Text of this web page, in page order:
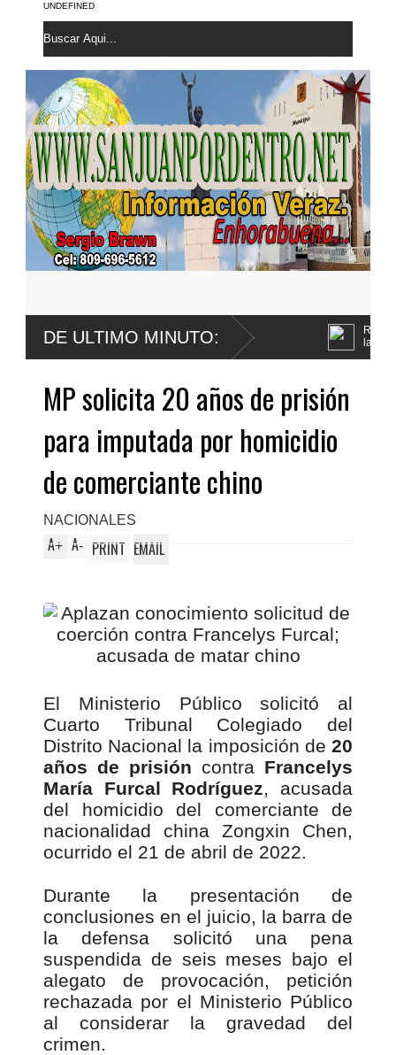
UNDEFINED
DE ULTIMO MINUTO:
a quinta posición de Santo
Roberto Santana confirma le
la vejiga
MP solicita 20 años de prisión
para imputada por homicidio
de comerciante chino
NACIONALES
A+ A- PRINT EMAIL
El Ministerio Público solicitó al
Cuarto Tribunal Colegiado del
Distrito Nacional la imposición de 20
años de prisión contra Francelys
María Furcal Rodríguez, acusada
del homicidio del comerciante de
nacionalidad china Zongxin Chen,
ocurrido el 21 de abril de 2022.
Durante la presentación de
conclusiones en el juicio, la barra de
la defensa solicitó una pena
suspendida de seis meses bajo el
alegato de provocación, petición
rechazada por el Ministerio Público
al considerar la gravedad del
crimen.